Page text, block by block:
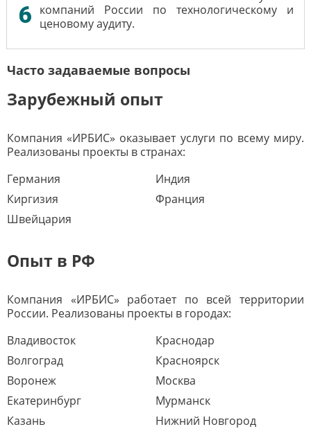
6 компаний России по технологическому и
ценовому аудиту.
Часто задаваемые вопросы
Зарубежный опыт
Компания «ИРБИС» оказывает услуги по всему миру.
Реализованы проекты в странах:
Германия
Индия
Киргизия
Франция
Швейцария
Опыт в РФ
Компания «ИРБИС» работает по всей территории
России. Реализованы проекты в городах:
Владивосток
Волгоград
Воронеж
Екатеринбург
Казань
Краснодар
Красноярск
Москва
Мурманск
Нижний Новгород